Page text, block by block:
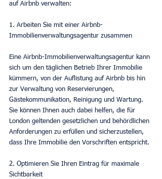
auf Airbnb verwalten:
1. Arbeiten Sie mit einer Airbnb-
Immobilienverwaltungsagentur zusammen
Eine Airbnb-Immobilienverwaltungsagentur kann
sich um den täglichen Betrieb Ihrer Immobilie
kümmern, von der Auflistung auf Airbnb bis hin
zur Verwaltung von Reservierungen,
Gästekommunikation, Reinigung und Wartung.
Sie können Ihnen auch dabei helfen, die für
London geltenden gesetzlichen und behördlichen
Anforderungen zu erfüllen und sicherzustellen,
dass Ihre Immobilie den Vorschriften entspricht.
2. Optimieren Sie Ihren Eintrag für maximale
Sichtbarkeit